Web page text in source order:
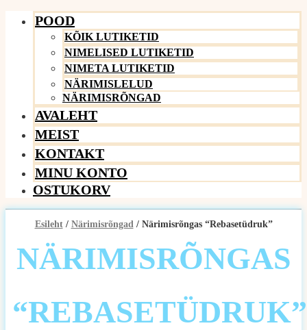
POOD
KÕIK LUTIKETID
NIMELISED LUTIKETID
NIMETA LUTIKETID
NÄRIMISLELUD
NÄRIMISRÕNGAD
AVALEHT
MEIST
KONTAKT
MINU KONTO
OSTUKORV
Esileht/ Närimisrõngad/ Närimisrõngas “Rebasetüdruk”
NÄRIMISRÕNGAS
“REBASETÜDRUK”